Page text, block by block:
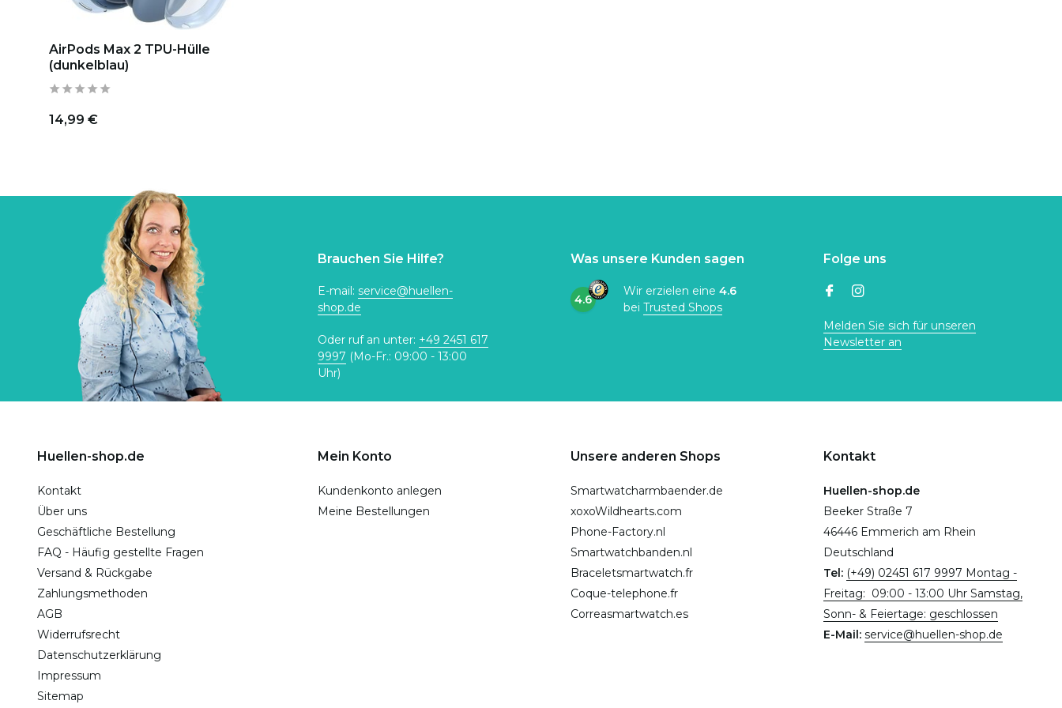
AirPods Max 2 TPU-Hülle
(dunkelblau)
14,99 €
Brauchen Sie Hilfe?
E-mail: service@huellen-
shop.de
Oder ruf an unter: +49 2451 617
9997 (Mo-Fr.: 09:00 - 13:00
Uhr)
Was unsere Kunden sagen
4.6
Wir erzielen eine 4.6
bei Trusted Shops
Folge uns
Melden Sie sich für unseren
Newsletter an
Huellen-shop.de
Kontakt
Über uns
Geschäftliche Bestellung
FAQ - Häufig gestellte Fragen
Versand & Rückgabe
Zahlungsmethoden
AGB
Widerrufsrecht
Datenschutzerklärung
Impressum
Sitemap
Mein Konto
Kundenkonto anlegen
Meine Bestellungen
Unsere anderen Shops
Smartwatcharmbaender.de
xoxoWildhearts.com
Phone-Factory.nl
Smartwatchbanden.nl
Braceletsmartwatch.fr
Coque-telephone.fr
Correasmartwatch.es
Kontakt
Huellen-shop.de
Beeker Straße 7
46446 Emmerich am Rhein
Deutschland
Tel: (+49) 02451 617 9997 Montag -
Freitag: 09:00 - 13:00 Uhr Samstag,
Sonn- & Feiertage: geschlossen
E-Mail: service@huellen-shop.de